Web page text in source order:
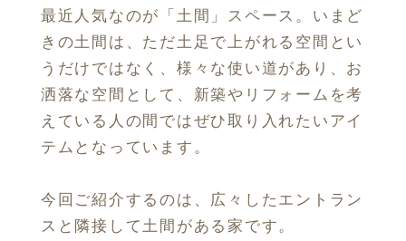
最近人気なのが「土間」スペース。いまど
きの土間は、ただ土足で上がれる空間とい
うだけではなく、様々な使い道があり、お
洒落な空間として、新築やリフォームを考
えている人の間ではぜひ取り入れたいアイ
テムとなっています。
今回ご紹介するのは、広々したエントラン
スと隣接して土間がある家です。